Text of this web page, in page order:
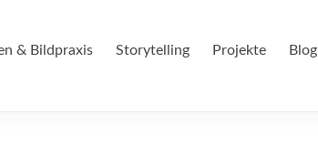
& Bildpraxis Storytelling Projekte Blog